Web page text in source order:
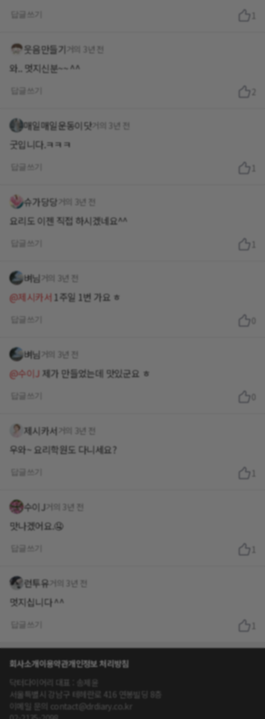
1
웃음만들기 거의 3년 전
와.. 멋지신분~~ ^^
2
매일매일운동이닷 거의 3년 전
굿입니다.ㅋㅋㅋ
1
슈가당당 거의 3년 전
요리도 이젠 직접 하시겠네요^^
1
벼님 거의 3년 전
@제시카서 1주일 1번 가요 ㅎ
벼님 거의 3년 전
@수이J 제가 만들었는데 맛있군요 ㅎ
제시카서 거의 3년 전
우와~ 요리학원도 다니세요?
1
수이J 거의 3년 전
맛나겠어요.🤤
1
런투유 거의 3년 전
멋지십니다 ^^
1
회사소개이용약관개인정보 처리방침
닥터다이어리 대표 : 송제윤
서울특별시 강남구 테헤란로 416 연봉빌딩 8층
이메일 문의 contact@drdiary.co.kr